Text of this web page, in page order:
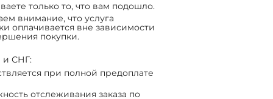
только то, что вам подошло.
внимание, что услуга
оплачивается вне зависимости
покупки.
и СНГ:
при полной предоплате
отслеживания заказа по